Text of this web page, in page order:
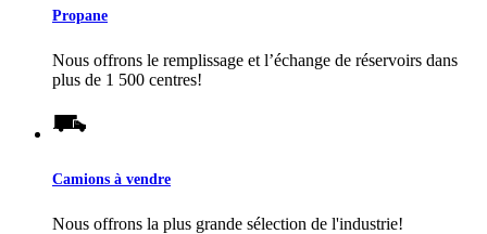
Propane
Nous offrons le remplissage et l’échange de réservoirs dans
plus de 1 500 centres!
Camions à vendre
Nous offrons la plus grande sélection de l'industrie!